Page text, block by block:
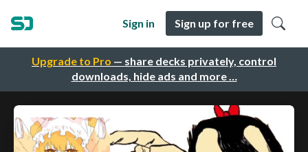
Upgrade to Pro — share decks privately, control
downloads, hide ads and more …
Sign in Sign up for free